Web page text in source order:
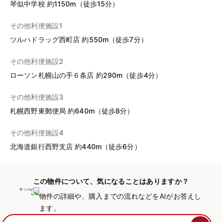
琴似中学校 約1150m（徒歩15分）
その他利便施設1
ツルハドラッグ西町店 約550m（徒歩7分）
その他利便施設2
ローソン札幌山の手６条店 約290m（徒歩4分）
その他利便施設3
札幌西野東郵便局 約640m（徒歩8分）
その他利便施設4
北海道銀行西野支店 約440m（徒歩6分）
この物件について、気になることはありますか？
物件の詳細や、購入までの流れなどをAIがお答えし
ます。